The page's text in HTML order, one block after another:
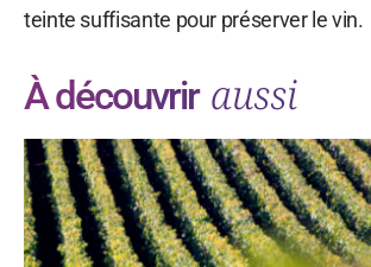
teinte suffisante pour préserver le vin.
À découvrir aussi